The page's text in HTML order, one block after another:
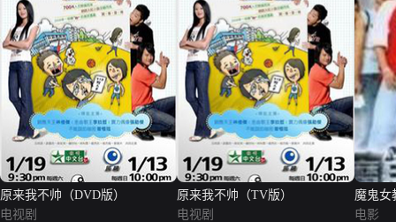
原来我不帅（DVD版）
电视剧
原来我不帅（TV版）
电视剧
魔鬼女
电影